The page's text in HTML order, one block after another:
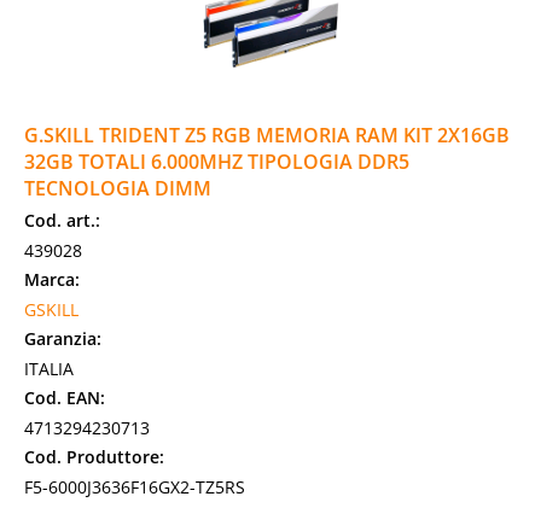
G.SKILL TRIDENT Z5 RGB MEMORIA RAM KIT 2X16GB
32GB TOTALI 6.000MHZ TIPOLOGIA DDR5
TECNOLOGIA DIMM
Cod. art.:
439028
Marca:
GSKILL
Garanzia:
ITALIA
Cod. EAN:
4713294230713
Cod. Produttore:
F5-6000J3636F16GX2-TZ5RS